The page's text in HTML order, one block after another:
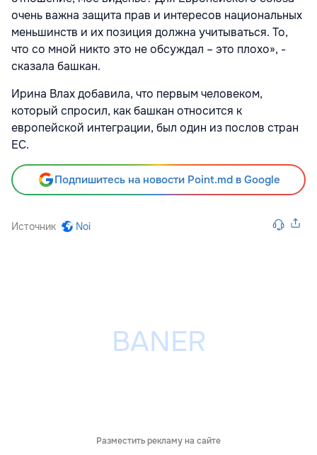
очень важна защита прав и интересов национальных
меньшинств и их позиция должна учитываться. То,
что со мной никто это не обсуждал – это плохо», -
сказала башкан.
Ирина Влах добавила, что первым человеком,
который спросил, как башкан относится к
европейской интеграции, был один из послов стран
ЕС.
Подпишитесь на новости Point.md в Google
Источник Noi
Разместить рекламу на сайте